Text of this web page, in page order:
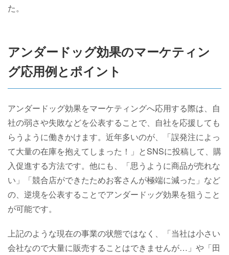
た。
アンダードッグ効果のマーケティン
グ応用例とポイント
アンダードッグ効果をマーケティングへ応用する際は、自
社の弱さや失敗などを公表することで、自社を応援しても
らうように働きかけます。近年多いのが、「誤発注によっ
て大量の在庫を抱えてしまった！」とSNSに投稿して、購
入促進する方法です。他にも、「思うように商品が売れな
い」「競合店ができたためお客さんが極端に減った」など
の、逆境を公表することでアンダードッグ効果を狙うこと
が可能です。
上記のような現在の事業の状態ではなく、「当社は小さい
会社なので大量に販売することはできませんが…」や「田